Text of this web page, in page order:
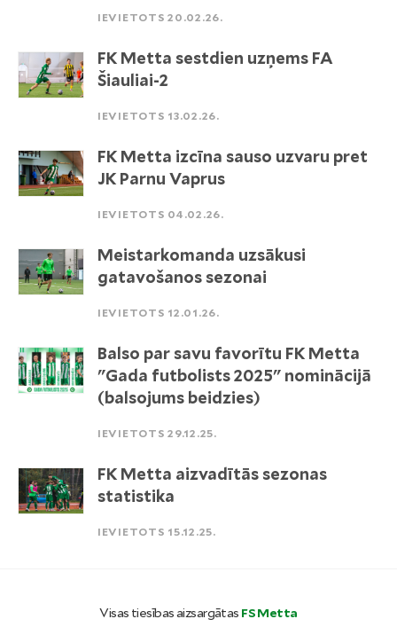
IEVIETOTS 20.02.26.
FK Metta sestdien uzņems FA
Šiauliai-2
IEVIETOTS 13.02.26.
FK Metta izcīna sauso uzvaru pret
JK Parnu Vaprus
IEVIETOTS 04.02.26.
Meistarkomanda uzsākusi
gatavošanos sezonai
IEVIETOTS 12.01.26.
Balso par savu favorītu FK Metta
"Gada futbolists 2025" nominācijā
(balsojums beidzies)
IEVIETOTS 29.12.25.
FK Metta aizvadītās sezonas
statistika
IEVIETOTS 15.12.25.
Visas tiesības aizsargātas FS Metta